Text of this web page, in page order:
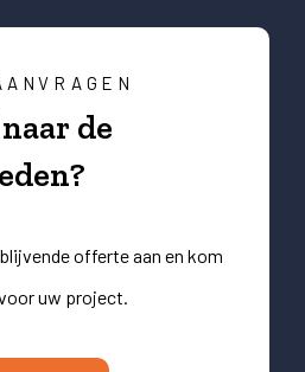
de
offerte aan en kom
uw project.